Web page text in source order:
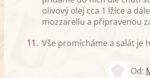
olivový olej cca 1 lžíce a
mozzarellu a připravenou
11. Vše promícháme a salát je
Od: